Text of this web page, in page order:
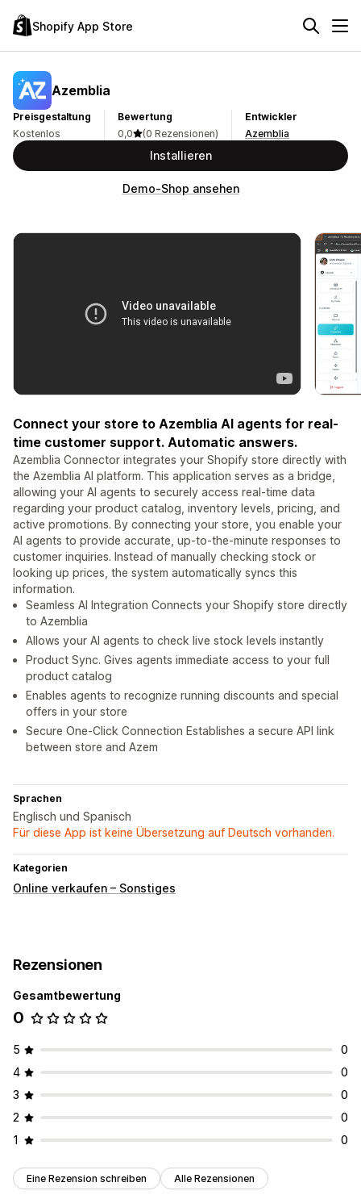
Shopify App Store
Azemblia
Preisgestaltung
Kostenlos
Bewertung
0,0
(0 Rezensionen)
Entwickler
Azemblia
Installieren
Demo-Shop ansehen
Connect your store to Azemblia AI agents for real-
time customer support. Automatic answers.
Azemblia Connector integrates your Shopify store directly with
the Azemblia AI platform. This application serves as a bridge,
allowing your AI agents to securely access real-time data
regarding your product catalog, inventory levels, pricing, and
active promotions. By connecting your store, you enable your
AI agents to provide accurate, up-to-the-minute responses to
customer inquiries. Instead of manually checking stock or
looking up prices, the system automatically syncs this
information.
Seamless AI Integration Connects your Shopify store directly
to Azemblia
Allows your AI agents to check live stock levels instantly
Product Sync. Gives agents immediate access to your full
product catalog
Enables agents to recognize running discounts and special
offers in your store
Secure One-Click Connection Establishes a secure API link
between store and Azem
Sprachen
Englisch und Spanisch
Für diese App ist keine Übersetzung auf Deutsch vorhanden.
Kategorien
Online verkaufen – Sonstiges
Rezensionen
Gesamtbewertung
0
5
0
4
0
3
0
2
0
1
0
Eine Rezension schreiben Alle Rezensionen